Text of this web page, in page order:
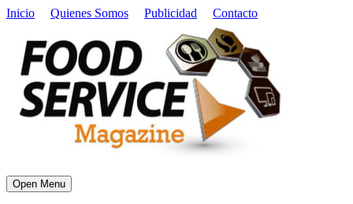
Inicio Quienes Somos Publicidad Contacto
Open Menu